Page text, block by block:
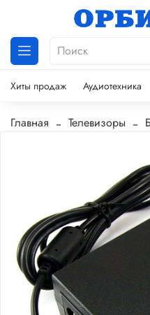
Хиты продаж Аудиотехника
Главная Телевизоры